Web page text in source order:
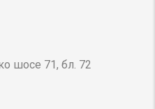
шосе 71, бл. 72